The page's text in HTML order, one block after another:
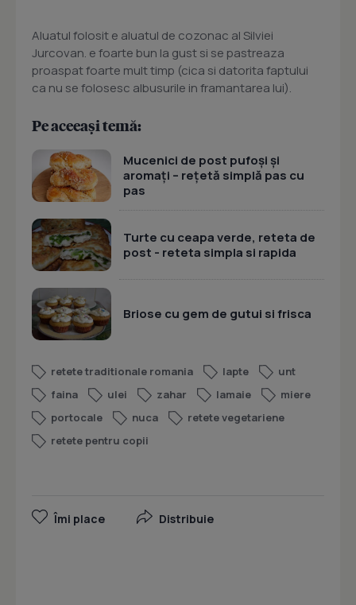
Aluatul folosit e aluatul de cozonac al Silviei
Jurcovan. e foarte bun la gust si se pastreaza
proaspat foarte mult timp (cica si datorita faptului
ca nu se folosesc albusurile in framantarea lui).
Pe aceeași temă:
Mucenici de post pufoși și
aromați – rețetă simplă pas cu
pas
Turte cu ceapa verde, reteta de
post - reteta simpla si rapida
Briose cu gem de gutui si frisca
retete traditionale romania lapte
unt
faina
ulei zahar lamaie
miere
portocale
nuca
retete vegetariene
retete pentru copii
Îmi place Distribuie